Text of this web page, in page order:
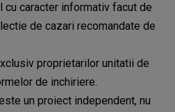
cu caracter informativ facut de
de cazari recomandate de
proprietarilor unitatii de
de inchiriere.
un proiect independent, nu